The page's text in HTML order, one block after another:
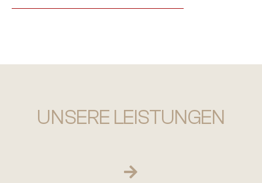
UNSERE LEISTUNGEN